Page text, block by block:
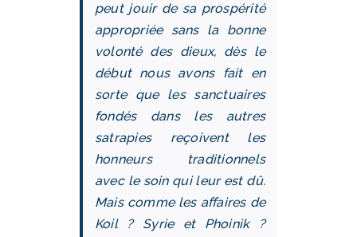
peut jouir de sa prospérité
appropriée sans la bonne
volonté des dieux, dès le
début nous avons fait en
sorte que les sanctuaires
fondés dans les autres
satrapies reçoivent les
honneurs traditionnels
avec le soin qui leur est dû.
Mais comme les affaires de
Koil ? Syrie et Phoinik ?